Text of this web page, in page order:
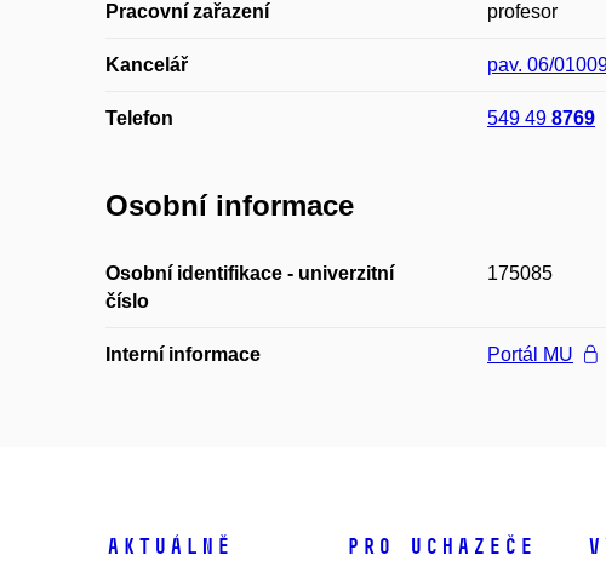
Pracovní zařazení profesor
Kancelář pav. 06/
Telefon 549 49 8769
Osobní informace
Osobní identifikace - univerzitní
číslo
175085
Interní informace Portál MU
Aktuálně Pro uchazeče